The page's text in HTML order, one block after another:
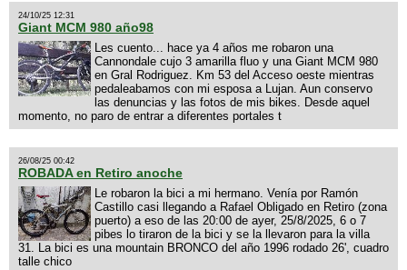
24/10/25 12:31
Giant MCM 980 año98
Les cuento... hace ya 4 años me robaron una
Cannondale cujo 3 amarilla fluo y una Giant MCM 980
en Gral Rodriguez. Km 53 del Acceso oeste mientras
pedaleabamos con mi esposa a Lujan. Aun conservo
las denuncias y las fotos de mis bikes. Desde aquel
momento, no paro de entrar a diferentes portales t
26/08/25 00:42
ROBADA en Retiro anoche
Le robaron la bici a mi hermano. Venía por Ramón
Castillo casi llegando a Rafael Obligado en Retiro (zona
puerto) a eso de las 20:00 de ayer, 25/8/2025, 6 o 7
pibes lo tiraron de la bici y se la llevaron para la villa
31. La bici es una mountain BRONCO del año 1996 rodado 26', cuadro
talle chico